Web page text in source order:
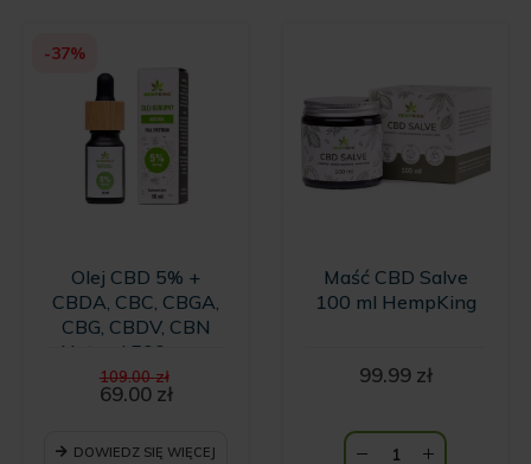
-37%
Olej CBD 5% +
CBDA, CBC, CBGA,
CBG, CBDV, CBN
Natural 500 mg -
10ml
109.00zł
cena
69.00 zł
wynosi:
DOWIEDZ SIĘ WIĘCEJ
Maść CBD Salve
100 ml HempKing
99.99 zł